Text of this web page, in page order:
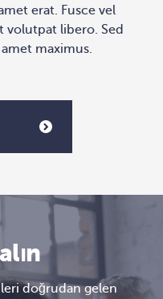
erat. Fusce vel
volutpat libero. Sed
maximus.
doğrudan gelen